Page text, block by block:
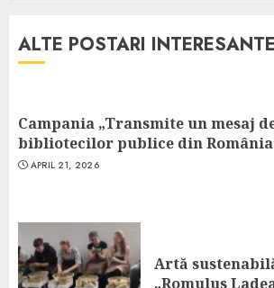
ALTE POSTARI INTERESANTE
Campania „Transmite un mesaj
bibliotecilor publice din
APRIL 21, 2026
Artă
„Romulus